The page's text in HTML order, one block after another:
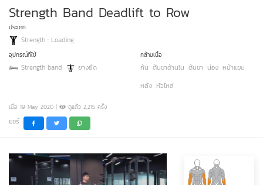
Strength Band Deadlift to Row
ประเภท
Strength : Loading
อุปกรณ์ที่ใช้
Strength band ยางยืด
กล้ามเนื้อ
ก้น ต้นขาด้านใน ต้นขา น่อง หน้าแขน
หลัง หัวไหล่
เมื่อ 19 May 2020 | ดูแล้ว 2,215 ครั้ง
แชร์